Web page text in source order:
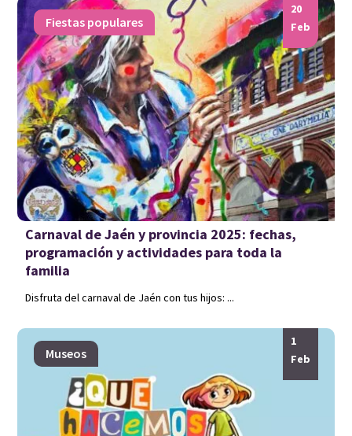
Carnaval de Jaén y provincia 2025: fechas,
programación y actividades para toda la
familia
Fiestas populares
Disfruta del carnaval de Jaén con tus hijos: ...
20
Feb
Museos
1
Feb